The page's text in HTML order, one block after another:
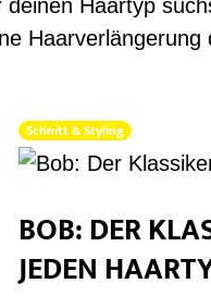
Haartyp
Schnitt & Styling
BOB: DER
JEDEN